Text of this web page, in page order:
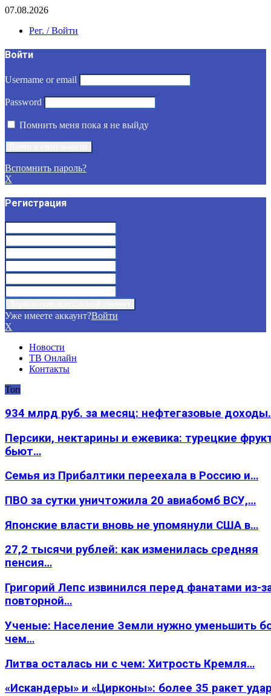
07.08.2026
Рег. / Войти
Войти
Username or email
Password
Помнить меня пока я не выйду
Вспомнить пароль?
X
Регистрация
Уже имеете аккаунт?Войти
X
Новости
ТВ Онлайн
Контакты
Топ
934 млрд руб. за месяц: нефтегазовые
Персики, нектарины и ежевика: турецкие
бьют…
Семья из Прибалтики переехала в Россию и…
ПВО за сутки уничтожила 20 авиабомб ВСУ,…
Японские власти вновь не упомянули США в…
27,2 тысячи рублей: как изменилась средняя
пенсия…
Григорий Лепс извинился перед фанатами из-
повторной…
Ученые: Население Земли нужно уменьшить
чем…
Литва осталась ни с чем: Хитрость Кремля…
«Искандеры» и «Цирконы»: более 35 ракет